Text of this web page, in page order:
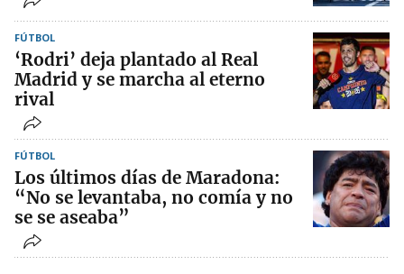
FÚTBOL
‘Rodri’ deja plantado al Real
Madrid y se marcha al eterno
rival
FÚTBOL
Los últimos días de Maradona:
“No se levantaba, no comía y no
se se aseaba”